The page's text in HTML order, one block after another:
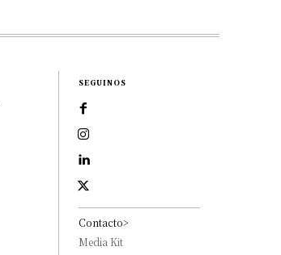
SEGUINOS
Contacto>
Media Kit